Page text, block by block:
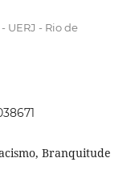
UERJ - Rio de
Branquitude